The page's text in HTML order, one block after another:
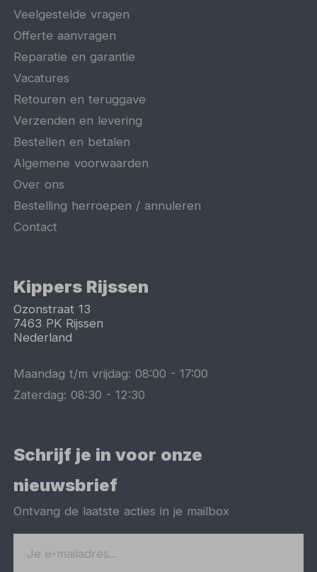
Veelgestelde vragen
Offerte aanvragen
Reparatie en garantie
Vacatures
Retouren en teruggave
Verzenden en levering
Bestellen en betalen
Algemene voorwaarden
Over ons
Bestelling herroepen / annuleren
Contact
Kippers Rijssen
Ozonstraat 13
7463 PK Rijssen
Nederland
Maandag t/m vrijdag:08:00 -17:00
Zaterdag:08:30 -12:30
Schrijf je in voor onze
nieuwsbrief
Ontvang de laatste acties in je mailbox